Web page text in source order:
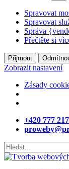
Spravovat
Spravovat
Správa
Přečtěte si
Přijmout
Zobrazit nastavení
Zásady
+420 777